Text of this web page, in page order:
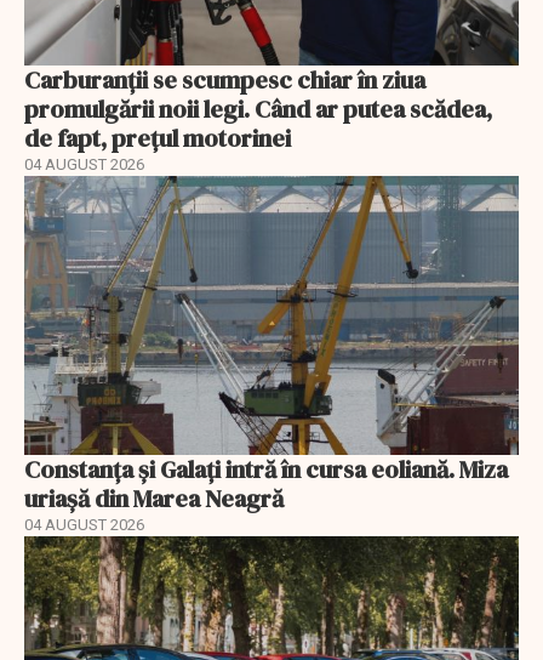
Carburanții se scumpesc chiar în ziua
promulgării noii legi. Când ar putea scădea,
de fapt, prețul motorinei
04 AUGUST 2026
Constanța și Galați intră în cursa eoliană. Miza
uriașă din Marea Neagră
04 AUGUST 2026